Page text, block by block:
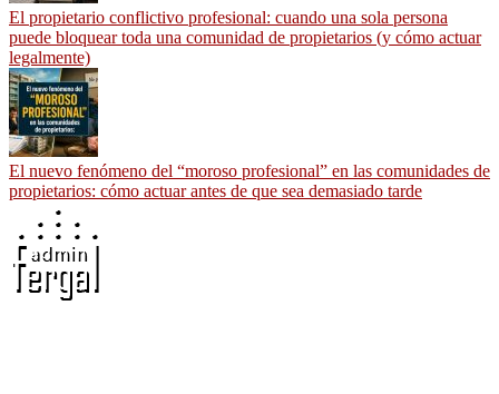
El propietario conflictivo profesional: cuando una sola persona
puede bloquear toda una comunidad de propietarios (y cómo actuar
legalmente)
El nuevo fenómeno del “moroso profesional” en las comunidades de
propietarios: cómo actuar antes de que sea demasiado tarde